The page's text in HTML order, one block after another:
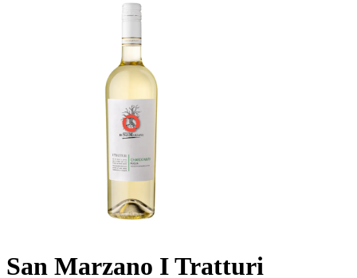
San Marzano I Tratturi